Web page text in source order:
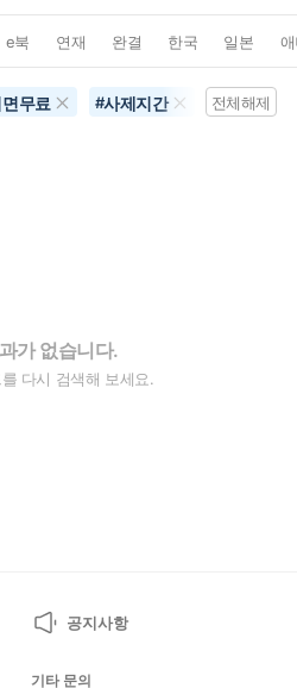
e북 연재 완결 한국 일본
무료 #사제지간 #역하렘
전체해제
가 없습니다.
다시 검색해 보세요.
공지사항
기타 문의